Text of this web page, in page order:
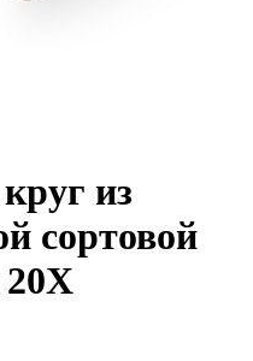
из
сортовой
20Х